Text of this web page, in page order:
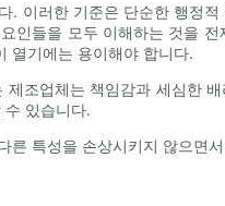
이러한 기준은 단순한 행정
들을 모두 이해하는 것을
열기에는 용이해야 합니다.
조업체는 책임감과 세심한
있습니다.
특성을 손상시키지 않으면